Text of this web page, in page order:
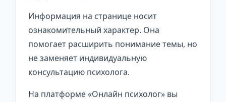
Информация на странице носит
ознакомительный характер. Она
помогает расширить понимание темы, но
не заменяет индивидуальную
консультацию психолога.
На платформе «Онлайн психолог» вы